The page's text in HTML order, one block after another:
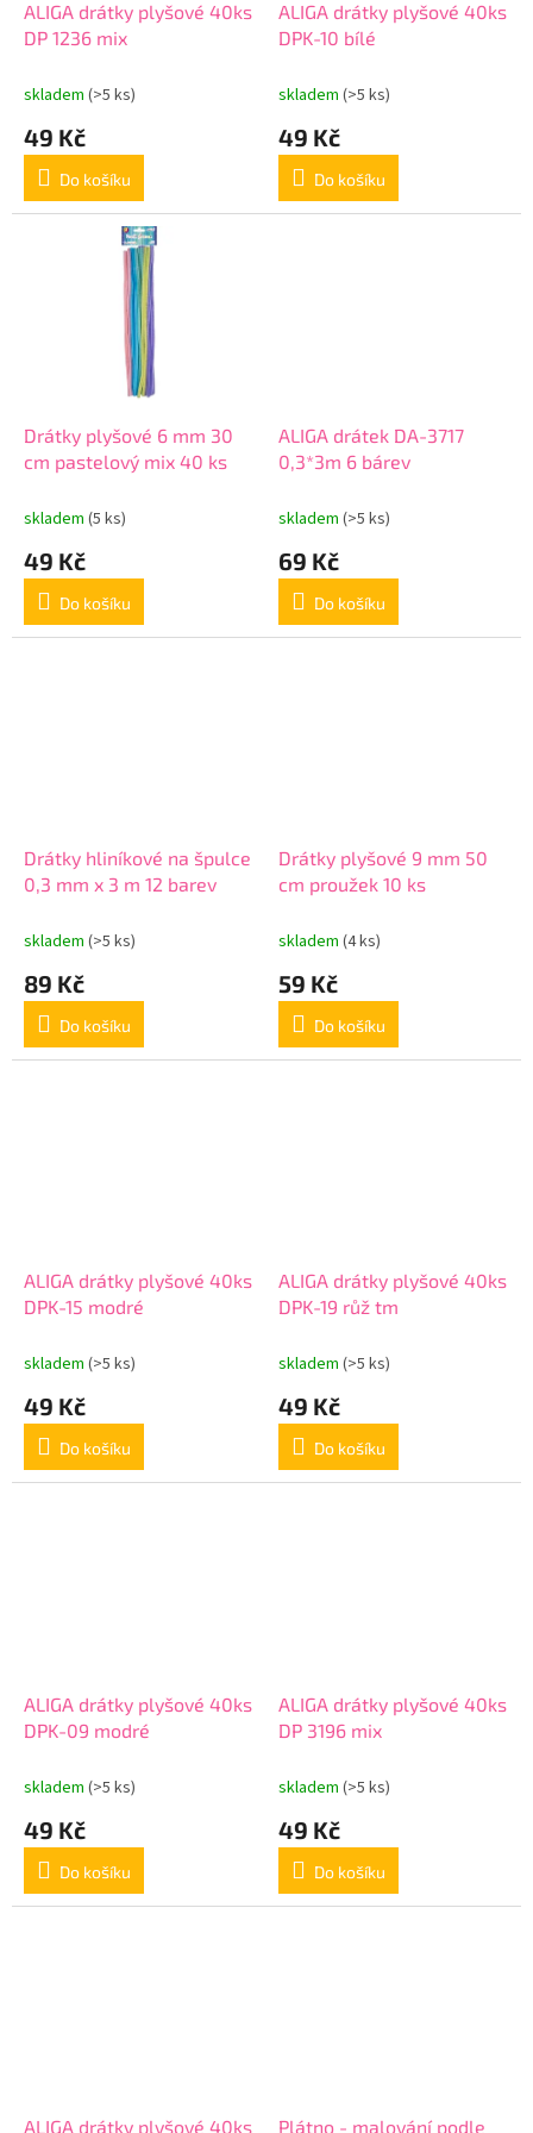
ALIGA drátky plyšové 40ks
DP 1236 mix
skladem (>5 ks)
49 Kč
Do košíku
ALIGA drátky plyšové 40ks
DPK-10 bílé
skladem (>5 ks)
49 Kč
Do košíku
Drátky plyšové 6 mm 30
cm pastelový mix 40 ks
skladem (5 ks)
49 Kč
Do košíku
ALIGA drátek DA-3717
0,3*3m 6 bárev
skladem (>5 ks)
69 Kč
Do košíku
Drátky hliníkové na špulce
0,3 mm x 3 m 12 barev
skladem (>5 ks)
89 Kč
Do košíku
Drátky plyšové 9 mm 50
cm proužek 10 ks
skladem (4 ks)
59 Kč
Do košíku
ALIGA drátky plyšové 40ks
DPK-15 modré
skladem (>5 ks)
49 Kč
Do košíku
ALIGA drátky plyšové 40ks
DPK-19 růž tm
skladem (>5 ks)
49 Kč
Do košíku
ALIGA drátky plyšové 40ks
DPK-09 modré
skladem (>5 ks)
49 Kč
Do košíku
ALIGA drátky plyšové 40ks
DP 3196 mix
skladem (>5 ks)
49 Kč
Do košíku
ALIGA drátky plyšové 40ks Plátno - malování podle